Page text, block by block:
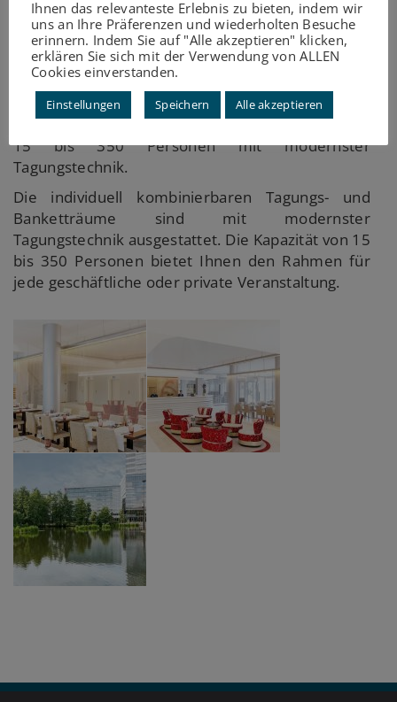
Restaurant inkl. grosser Terrasse bietet Ihnen ein
stilvolles Ambiente und dezente Eleganz,
kombiniert mit internationaler und regionaler
Küche.
10 Veranstaltungsräume inkl. Tagungssuite von
15 bis 350 Personen mit modernster
Tagungstechnik.
Die individuell kombinierbaren Tagungs- und
Banketträume sind mit modernster
Tagungstechnik ausgestattet. Die Kapazität von 15
bis 350 Personen bietet Ihnen den Rahmen für
jede geschäftliche oder private Veranstaltung.
Ihnen das relevanteste Erlebnis zu bieten, indem wir
uns an Ihre Präferenzen und wiederholten Besuche
erinnern. Indem Sie auf "Alle akzeptieren" klicken,
erklären Sie sich mit der Verwendung von ALLEN
Cookies einverstanden.
Einstellungen Speichern Alle akzeptieren